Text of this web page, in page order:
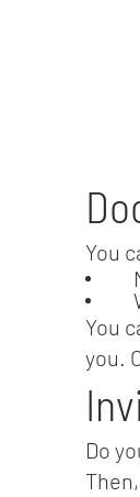
You
You
you.
Do